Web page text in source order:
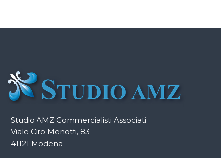
Studio AMZ Commercialisti Associati
Viale Ciro Menotti, 83
41121 Modena